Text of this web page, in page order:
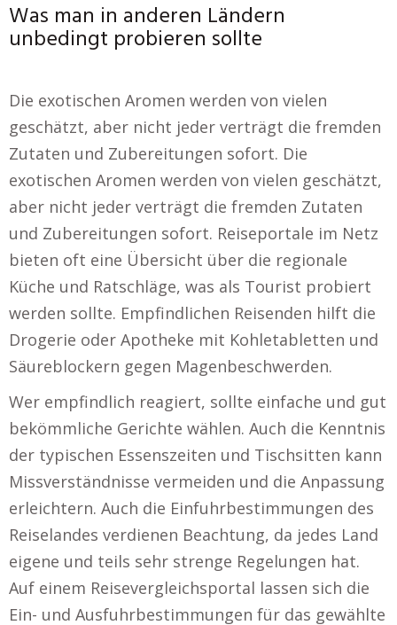
Was man in anderen Ländern
unbedingt probieren sollte
Die exotischen Aromen werden von vielen
geschätzt, aber nicht jeder verträgt die fremden
Zutaten und Zubereitungen sofort. Die
exotischen Aromen werden von vielen geschätzt,
aber nicht jeder verträgt die fremden Zutaten
und Zubereitungen sofort. Reiseportale im Netz
bieten oft eine Übersicht über die regionale
Küche und Ratschläge, was als Tourist probiert
werden sollte. Empfindlichen Reisenden hilft die
Drogerie oder Apotheke mit Kohletabletten und
Säureblockern gegen Magenbeschwerden.
Wer empfindlich reagiert, sollte einfache und gut
bekömmliche Gerichte wählen. Auch die Kenntnis
der typischen Essenszeiten und Tischsitten kann
Missverständnisse vermeiden und die Anpassung
erleichtern. Auch die Einfuhrbestimmungen des
Reiselandes verdienen Beachtung, da jedes Land
eigene und teils sehr strenge Regelungen hat.
Auf einem Reisevergleichsportal lassen sich die
Ein- und Ausfuhrbestimmungen für das gewählte